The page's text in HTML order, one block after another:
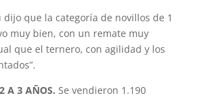
dijo que la categoría de novillos de 1
muy bien, con un remate muy
que el ternero, con agilidad y los
A 3 AÑOS. Se vendieron 1.190